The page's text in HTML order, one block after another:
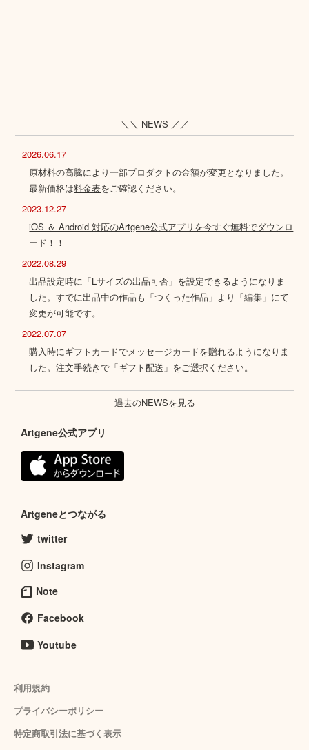
＼＼ NEWS ／／
2026.06.17
原材料の高騰により一部プロダクトの金額が変更となりました。
最新価格は料金表をご確認ください。
2023.12.27
iOS ＆ Android 対応のArtgene公式アプリを今すぐ無料でダウンロ
ード！！
2022.08.29
出品設定時に「Lサイズの出品可否」を設定できるようになりま
した。すでに出品中の作品も「つくった作品」より「編集」にて
変更が可能です。
2022.07.07
購入時にギフトカードでメッセージカードを贈れるようになりま
した。注文手続きで「ギフト配送」をご選択ください。
過去のNEWSを見る
Artgene公式アプリ
Artgeneとつながる
twitter
Instagram
Note
Facebook
Youtube
利用規約
プライバシーポリシー
特定商取引法に基づく表示